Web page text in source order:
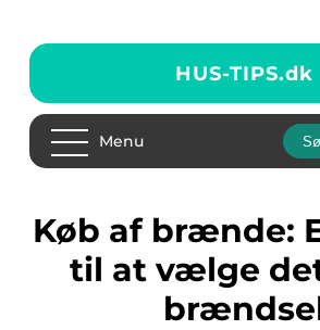
HUS-TIPS.dk
Menu
Køb af brænde: En guide
til at vælge